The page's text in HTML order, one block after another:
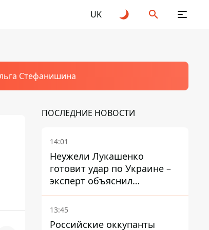
UK
Стефанишина
ПОСЛЕДНИЕ НОВОСТИ
14:01
Неужели Лукашенко
готовит удар по Украине –
эксперт объяснил
настоящее назначение
новой гомельской бригады
13:45
Российские оккупанты